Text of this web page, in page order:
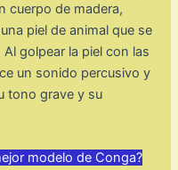
cuerpo de madera,
piel de animal que se
golpear la piel con las
un sonido percusivo y
tono grave y su
modelo de Conga?